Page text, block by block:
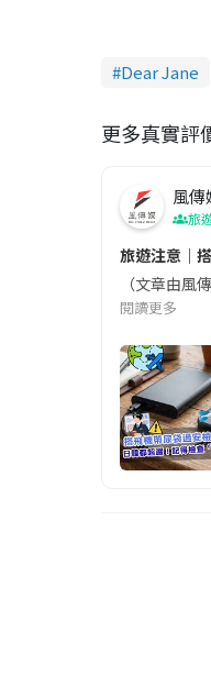
Dear Jane
更多真實評
風傳
旅
旅遊注意｜
（文章由
閱讀更多